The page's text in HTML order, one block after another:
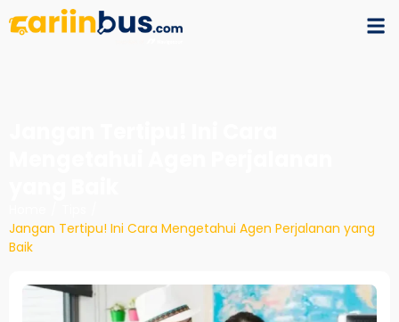
Jangan Tertipu! Ini Cara Mengetahui Agen Perjalanan yang
Baik